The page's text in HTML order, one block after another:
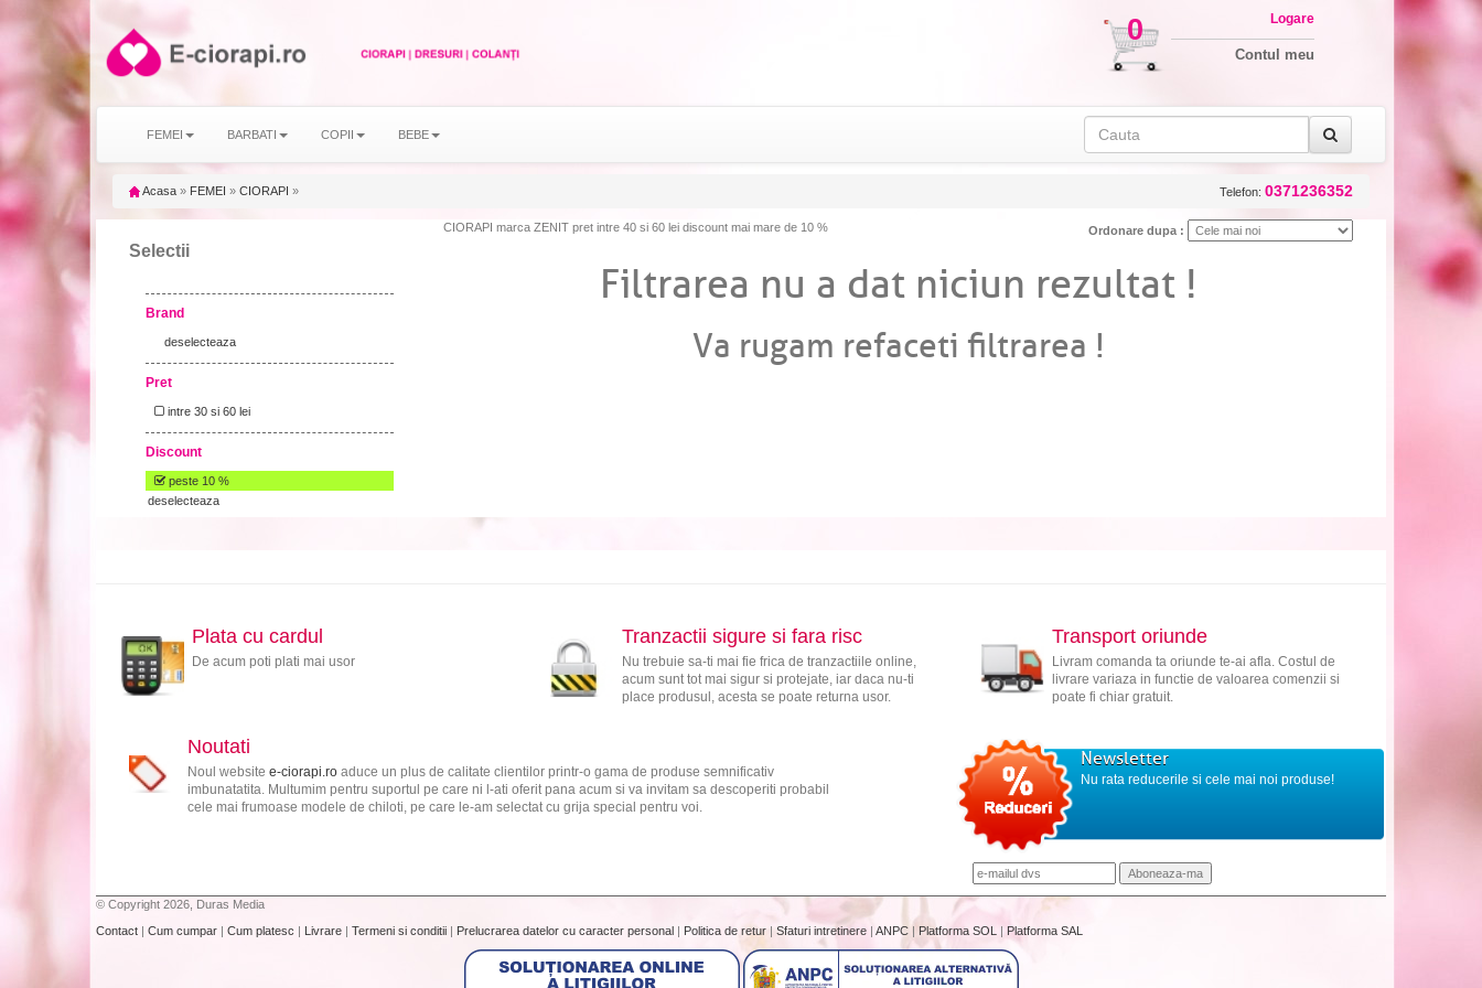
0 Logare
Contul meu
FEMEI BARBATI COPII BEBE
Acasa » FEMEI » CIORAPI » Telefon: 0371236352
Selectii
Brand
deselecteaza
Pret
intre 30 si 60 lei
Discount
peste 10 %
deselecteaza
CIORAPI marca ZENIT pret intre 40 si 60 lei discount mai mare de 10 % Ordonare dupa :
Filtrarea nu a dat niciun rezultat !
Va rugam refaceti filtrarea !
Plata cu cardul
De acum poti plati mai usor
Tranzactii sigure si fara risc
Nu trebuie sa-ti mai fie frica de tranzactiile online,
acum sunt tot mai sigur si protejate, iar daca nu-ti
place produsul, acesta se poate returna usor.
Transport oriunde
Livram comanda ta oriunde te-ai afla. Costul de
livrare variaza in functie de valoarea comenzii si
poate fi chiar gratuit.
Noutati
Noul website e-ciorapi.roaduce un plus de calitate clientilor printr-o gama de produse semnificativ
imbunatatita. Multumim pentru suportul pe care ni l-ati oferit pana acum si va invitam sa descoperiti probabil
cele mai frumoase modele de chiloti, pe care le-am selectat cu grija special pentru voi.
Newsletter
Nu rata reducerile si cele mai noi produse!
© Copyright 2026, Duras Media
Contact | Cum cumpar | Cum platesc | Livrare | Termeni si conditii | Prelucrarea datelor cu caracter personal | Politica de retur | Sfaturi intretinere | ANPC | Platforma SOL | Platforma SAL